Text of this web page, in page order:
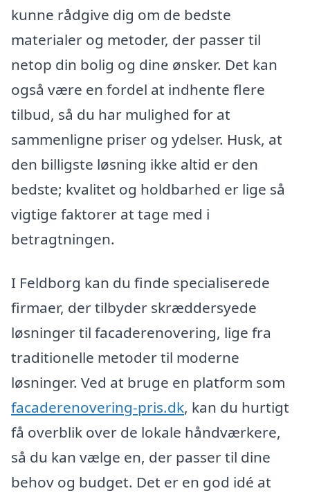
kunne rådgive dig om de bedste
materialer og metoder, der passer til
netop din bolig og dine ønsker. Det kan
også være en fordel at indhente flere
tilbud, så du har mulighed for at
sammenligne priser og ydelser. Husk, at
den billigste løsning ikke altid er den
bedste; kvalitet og holdbarhed er lige så
vigtige faktorer at tage med i
betragtningen.
I Feldborg kan du finde specialiserede
firmaer, der tilbyder skræddersyede
løsninger til facaderenovering, lige fra
traditionelle metoder til moderne
løsninger. Ved at bruge en platform som
facaderenovering-pris.dk, kan du hurtigt
få overblik over de lokale håndværkere,
så du kan vælge en, der passer til dine
behov og budget. Det er en god idé at